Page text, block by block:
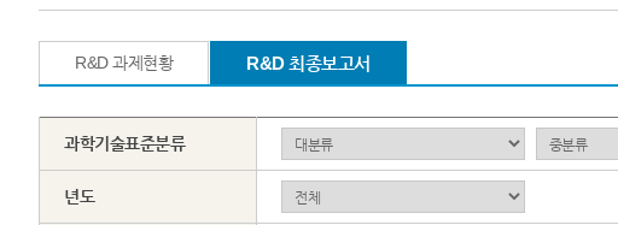
R&D 과제현황 R&D 최종보고서
과학기술표준분류
년도